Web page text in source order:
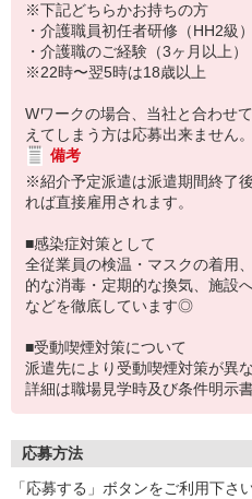
※下記どちらかお持ちの方
・介護職員初任者研修（HH2級
・介護職のご経験（3ヶ月以上）
※22時〜翌5時は18歳以上
Wワークの場合、当社と合わせ
えてしまう方は応募出来ません。
備考
※紹介予定派遣は派遣期間終了
れば直接雇用されます。
■感染症対策として
全従業員の検温・マスクの着用
的な消毒・定期的な換気、施設
などを徹底しています◎
■受動喫煙対策について
派遣先により受動喫煙対策が異な
詳細は職場見学時及び条件明示
応募方法
「応募する」ボタンをご利用下さい